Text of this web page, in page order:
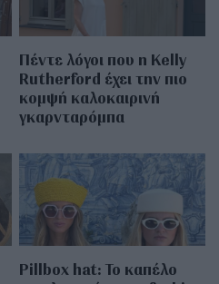
Πέντε λόγοι που η Kelly
Rutherford έχει την πιο
κομψή καλοκαιρινή
γκαρνταρόμπα
Pillbox hat: Το καπέλο